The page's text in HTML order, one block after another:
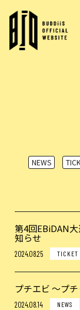
NEWS
第4回EBiDAN
知らせ
2024.08.25 TICKET
プチエビ 〜プ
2024.08.14 NEWS